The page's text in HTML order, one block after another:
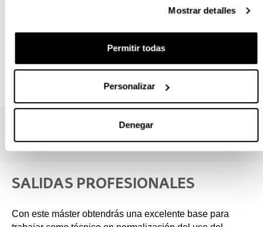
Mostrar detalles
Permitir todas
Personalizar
Denegar
haciendo especial hincapié en la importancia del ocio y
Porque da cuenta directa de la experiencia de expertos
de adultos.
SALIDAS PROFESIONALES
Con este máster obtendrás una excelente base para